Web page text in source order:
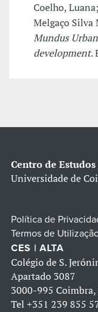
Coelho,
Melgaço Silva
Mundus
development.
Centro de Estudos
Universidade de
Política de
Termos de
CES | ALTA
Colégio de S.
Apartado 3087
3000-995
Tel +351 239 855